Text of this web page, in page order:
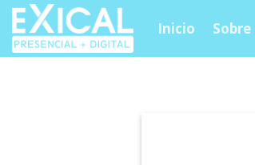
Skip
content
Inicio